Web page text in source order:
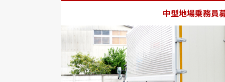
中型地場乗務員